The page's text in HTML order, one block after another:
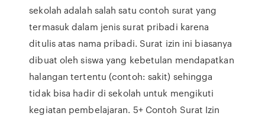
sekolah adalah salah satu contoh surat yang
termasuk dalam jenis surat pribadi karena
ditulis atas nama pribadi. Surat izin ini biasanya
dibuat oleh siswa yang kebetulan mendapatkan
halangan tertentu (contoh: sakit) sehingga
tidak bisa hadir di sekolah untuk mengikuti
kegiatan pembelajaran. 5+ Contoh Surat Izin